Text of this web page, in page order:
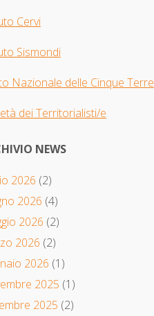
Cervi
Sismondi
Nazionale delle Cinque Terre
dei Territorialisti/e
NEWS
2026 (2)
2026 (4)
2026 (2)
2026 (2)
2026 (1)
2025 (1)
2025 (2)